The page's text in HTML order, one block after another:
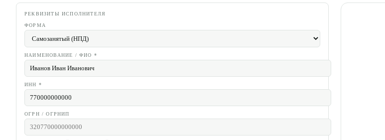
РЕКВИЗИТЫ ИСПОЛНИТЕЛЯ
ФОРМА
НАИМЕНОВАНИЕ / ФИО *
ИНН *
ОГРН / ОГРНИП